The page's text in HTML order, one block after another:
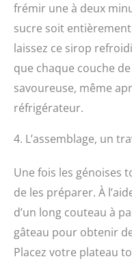
frémir une à deux
sucre soit
laissez ce sirop
que chaque couche
savoureuse, même
réfrigérateur.
4. L’assemblage, un
Une fois les génoises
de les préparer. À
d’un long couteau à
gâteau pour obtenir
Placez votre plateau